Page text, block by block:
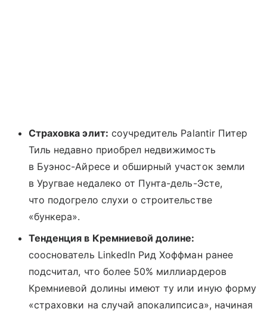
Страховка элит: соучредитель Palantir Питер
Тиль недавно приобрел недвижимость
в Буэнос-Айресе и обширный участок земли
в Уругвае недалеко от Пунта-дель-Эсте,
что подогрело слухи о строительстве
«бункера».
Тенденция в Кремниевой долине:
сооснователь LinkedIn Рид Хоффман ранее
подсчитал, что более 50% миллиардеров
Кремниевой долины имеют ту или иную форму
«страховки на случай апокалипсиса», начиная